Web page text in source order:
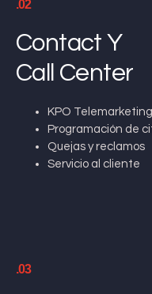
.02
Contact Y
Call Center
KPO Telemarketing
Programación de
Quejas y reclamos
Servicio al cliente
.03